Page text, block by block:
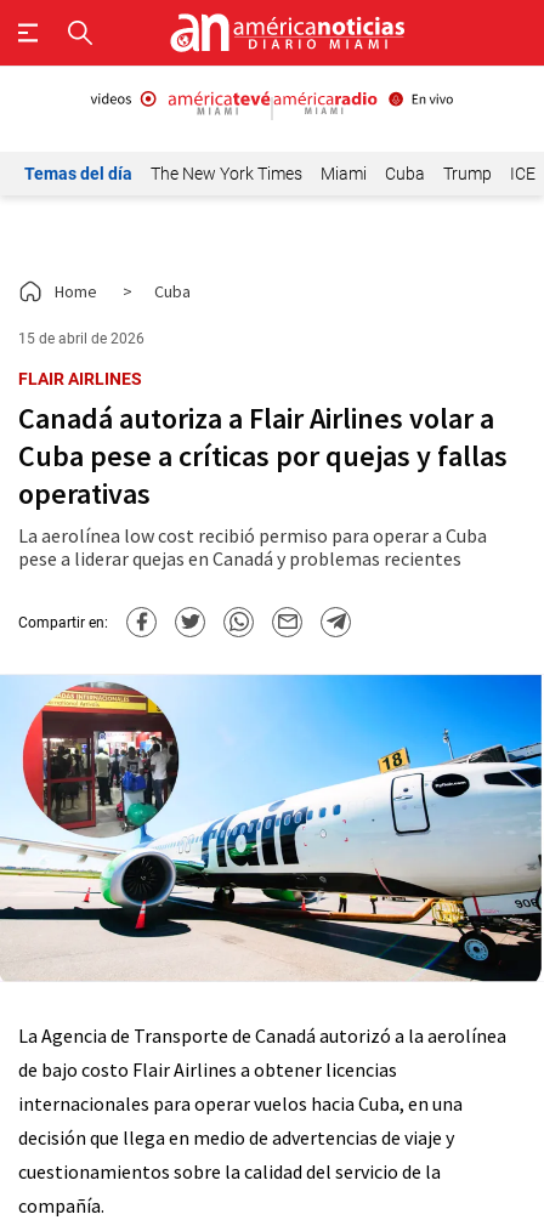
Temas del día The New York Times Miami Cuba Trump ICE
Home > Cuba
15 de abril de 2026
FLAIR AIRLINES
Canadá autoriza a Flair Airlines volar a
Cuba pese a críticas por quejas y fallas
operativas
La aerolínea low cost recibió permiso para operar a Cuba
pese a liderar quejas en Canadá y problemas recientes
Compartir en:
La Agencia de Transporte de Canadá autorizó a la aerolínea
de bajo costo Flair Airlines a obtener licencias
internacionales para operar vuelos hacia Cuba, en una
decisión que llega en medio de advertencias de viaje y
cuestionamientos sobre la calidad del servicio de la
compañía.